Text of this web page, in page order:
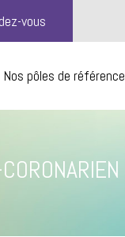
vous
Nos pôles de référence